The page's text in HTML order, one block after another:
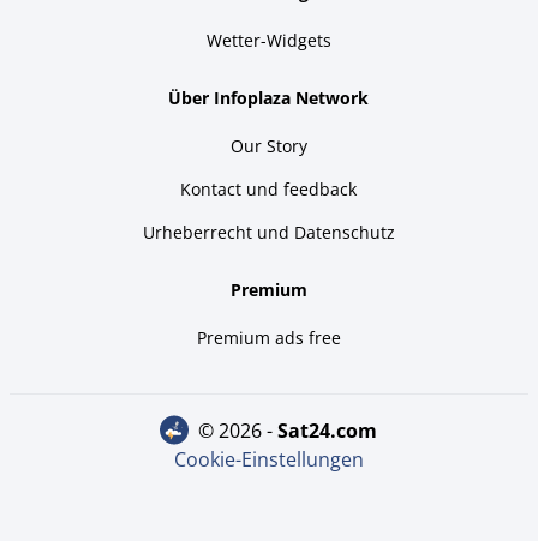
Wetter-Widgets
Über Infoplaza Network
Our Story
Kontact und feedback
Urheberrecht und Datenschutz
Premium
Premium ads free
© 2026 - sat24.com
Cookie-Einstellungen